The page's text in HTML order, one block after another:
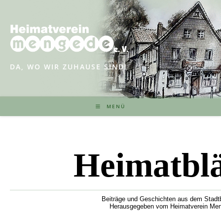
springen
DA, WO WIR ZUHAUSE SIND!
MENÜ
Beiträge und Geschichten aus dem
Herausgegeben vom Heimatverein